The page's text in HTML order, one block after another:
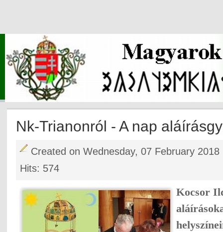
Nk-Trianonról - A nap
Created on Wednesday, 07 February 2018
Hits: 574
Kocsor